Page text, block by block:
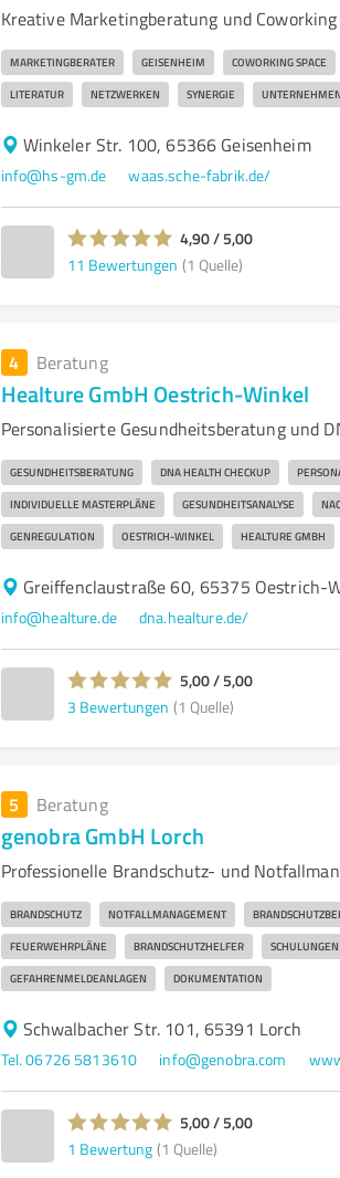
Kreative Marketingberatung und
MARKETINGBERATER GEISENHEIM COWORKING SPACE
LITERATUR NETZWERKEN SYNERGIE
Winkeler Str. 100, 65366 Geisenheim
info@hs-gm.de waas.sche-fabrik.de/
4,90 / 5,00
11 Bewertungen (1 Quelle)
4 Beratung
Healture GmbH Oestrich-Winkel
Personalisierte Gesundheitsberatung und
GESUNDHEITSBERATUNG DNA HEALTH CHECKUP
INDIVIDUELLE MASTERPLÄNE GESUNDHEITSANALYSE
GENREGULATION OESTRICH-WINKEL HEALTURE GMBH
Greiffenclaustraße 60, 65375 Oestrich-
info@healture.de dna.healture.de/
5,00 / 5,00
3 Bewertungen (1 Quelle)
5 Beratung
genobra GmbH Lorch
Professionelle Brandschutz- und
BRANDSCHUTZ NOTFALLMANAGEMENT
FEUERWEHRPLÄNE BRANDSCHUTZHELFER SCHULUNGEN
GEFAHRENMELDEANLAGEN DOKUMENTATION
Schwalbacher Str. 101, 65391 Lorch
Tel. 06726 5813610 info@genobra.com
5,00 / 5,00
1 Bewertung (1 Quelle)